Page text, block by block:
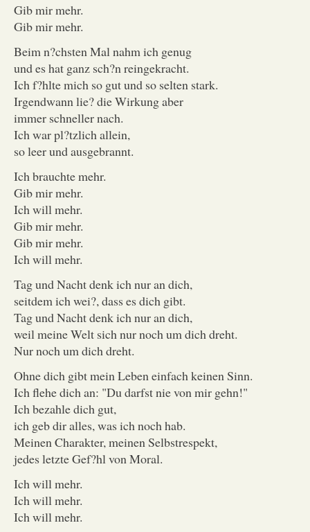
Gib mir mehr.
Gib mir mehr.
Beim n?chsten Mal nahm ich genug
und es hat ganz sch?n reingekracht.
Ich f?hlte mich so gut und so selten stark.
Irgendwann lie? die Wirkung aber
immer schneller nach.
Ich war pl?tzlich allein,
so leer und ausgebrannt.
Ich brauchte mehr.
Gib mir mehr.
Ich will mehr.
Gib mir mehr.
Gib mir mehr.
Ich will mehr.
Tag und Nacht denk ich nur an dich,
seitdem ich wei?, dass es dich gibt.
Tag und Nacht denk ich nur an dich,
weil meine Welt sich nur noch um dich dreht.
Nur noch um dich dreht.
Ohne dich gibt mein Leben einfach keinen Sinn.
Ich flehe dich an: "Du darfst nie von mir gehn!"
Ich bezahle dich gut,
ich geb dir alles, was ich noch hab.
Meinen Charakter, meinen Selbstrespekt,
jedes letzte Gef?hl von Moral.
Ich will mehr.
Ich will mehr.
Ich will mehr.